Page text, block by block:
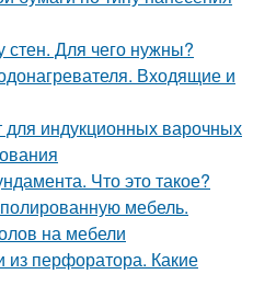
стен. Для чего нужны?
Входящие и
для индукционных варочных
Что это такое?
мебель.
на мебели
перфоратора. Какие